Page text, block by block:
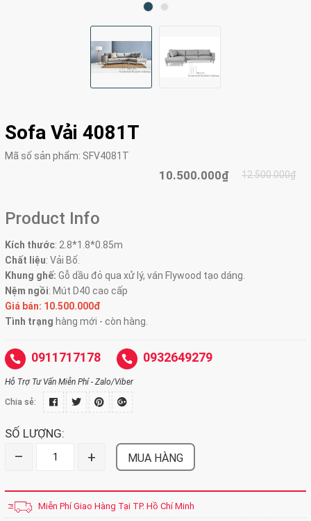
Sofa Vải 4081T
Mã số sản phẩm: SFV4081T
10.500.000₫ 12.500.000₫
Product Info
Kích thước: 2.8*1.8*0.85m
Chất liệu: Vải Bố.
Khung ghế: Gỗ dầu đỏ qua xử lý, ván Flywood tạo dáng.
Nệm ngồi: Mút D40 cao cấp
Giá bán: 10.500.000đ
Tình trạng hàng mới - còn hàng.
0911717178 0932649279
Hỗ Trợ Tư Vấn Miễn Phí - Zalo/Viber
Chia sẻ:
SỐ LƯỢNG:
– + MUA HÀNG
Miễn Phí Giao Hàng Tại TP. Hồ Chí Minh